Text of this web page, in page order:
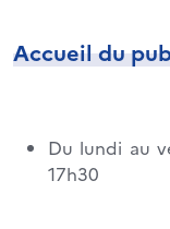
Accueil du
Du lundi au
17h30